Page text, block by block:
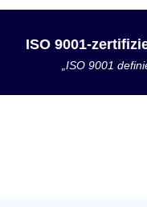
ISO 9001-
„ISO 9001